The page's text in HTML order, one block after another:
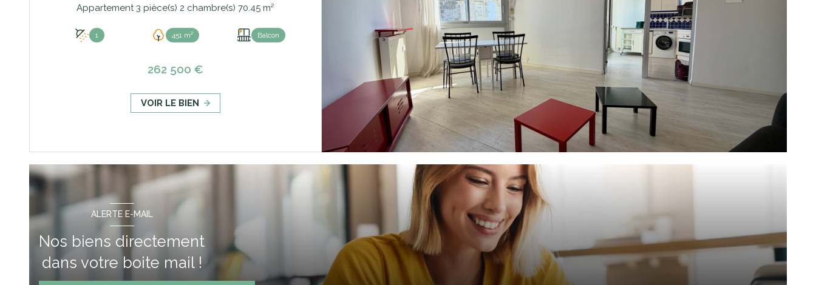
Appartement 3 pièce(s) 2 chambre(s) 70.45 m²
1 451 m² Balcon
262 500 €
VOIR LE BIEN
ALERTE E-MAIL
Nos biens directement
dans votre boite mail !